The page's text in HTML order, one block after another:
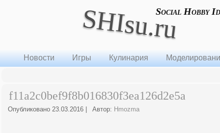
SHIsu.ruSocial Hobby
Новости Игры Кулинария
f11a2c0bef9f8b016830f3ea126d2e5a
Опубликовано 23.03.2016 Автор: Hmozma